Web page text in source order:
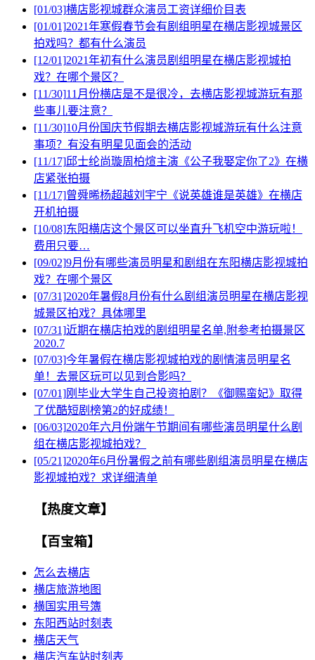
[01/03]横店影视城群众演员工资详细价目表
[01/01]2021年寒假春节会有剧组明星在横店影视城景区
拍戏吗？都有什么演员
[12/01]2021年初有什么演员剧组明星在横店影视城拍
戏？在哪个景区？
[11/30]11月份横店是不是很冷，去横店影视城游玩有那
些事儿要注意？
[11/30]10月份国庆节假期去横店影视城游玩有什么注意
事项？有没有明星见面会的活动
[11/17]邱士纶尚璇周柏煊主演《公子我娶定你了2》在横
店紧张拍摄
[11/17]曾舜晞杨超越刘宇宁《说英雄谁是英雄》在横店
开机拍摄
[10/08]东阳横店这个景区可以坐直升飞机空中游玩啦！
费用只要…
[09/02]9月份有哪些演员明星和剧组在东阳横店影视城拍
戏？在哪个景区
[07/31]2020年暑假8月份有什么剧组演员明星在横店影视
城景区拍戏？具体哪里
[07/31]近期在横店拍戏的剧组明星名单,附参考拍摄景区
2020.7
[07/03]今年暑假在横店影视城拍戏的剧情演员明星名
单！去景区玩可以见到合影吗？
[07/01]刚毕业大学生自己投资拍剧？《御赐蛮妃》取得
了优酷短剧榜第2的好成绩！
[06/03]2020年六月份端午节期间有哪些演员明星什么剧
组在横店影视城拍戏？
[05/21]2020年6月份暑假之前有哪些剧组演员明星在横店
影视城拍戏？求详细清单
【热度文章】
【百宝箱】
怎么去横店
横店旅游地图
横国实用号簿
东阳西站时刻表
横店天气
横店汽车站时刻表